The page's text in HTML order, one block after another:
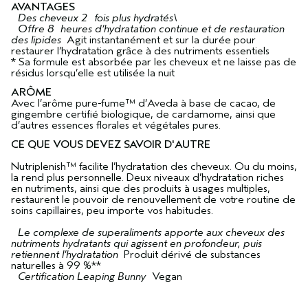
AVANTAGES
Des cheveux 2 fois plus hydratés\
Offre 8 heures d’hydratation continue et de restauration
des lipides Agit instantanément et sur la durée pour
restaurer l’hydratation grâce à des nutriments essentiels
* Sa formule est absorbée par les cheveux et ne laisse pas de
résidus lorsqu’elle est utilisée la nuit
ARÔME
Avec l’arôme pure-fume™ d’Aveda à base de cacao, de
gingembre certifié biologique, de cardamome, ainsi que
d’autres essences florales et végétales pures.
CE QUE VOUS DEVEZ SAVOIR D'AUTRE
Nutriplenish™ facilite l’hydratation des cheveux. Ou du moins,
la rend plus personnelle. Deux niveaux d’hydratation riches
en nutriments, ainsi que des produits à usages multiples,
restaurent le pouvoir de renouvellement de votre routine de
soins capillaires, peu importe vos habitudes.
Le complexe de superaliments apporte aux cheveux des
nutriments hydratants qui agissent en profondeur, puis
retiennent l’hydratation Produit dérivé de substances
naturelles à 99 %**
Certification Leaping Bunny Vegan